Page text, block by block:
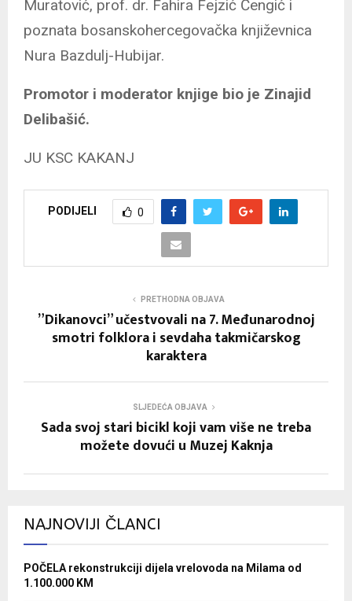
Muratović, prof. dr. Fahira Fejzić Čengić i
poznata bosanskohercegovačka književnica
Nura Bazdulj-Hubijar.
Promotor i moderator knjige bio je Zinajid
Delibašić.
JU KSC KAKANJ
PODIJELI 0
PRETHODNA OBJAVA
”Dikanovci” učestvovali na 7. Međunarodnoj
smotri folklora i sevdaha takmičarskog
karaktera
SLJEDEĆA OBJAVA
Sada svoj stari bicikl koji vam više ne treba
možete dovući u Muzej Kaknja
NAJNOVIJI ČLANCI
POČELA rekonstrukciji dijela vrelovoda na Milama od
1.100.000 KM